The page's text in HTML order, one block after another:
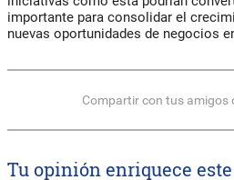
importante para consolidar el
nuevas oportunidades de negocios
Compartir con tus amigos
Tu opinión enriquece